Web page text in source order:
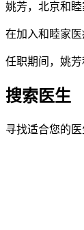
姚芳，北京和
在加入和睦家
任职期间，姚
搜索医生
寻找适合您的医